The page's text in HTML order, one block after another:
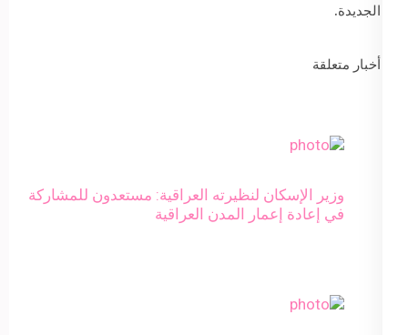
الجديدة.
أخبار متعلقة
وزير الإسكان لنظيرته العراقية: مستعدون للمشاركة
في إعادة إعمار المدن العراقية